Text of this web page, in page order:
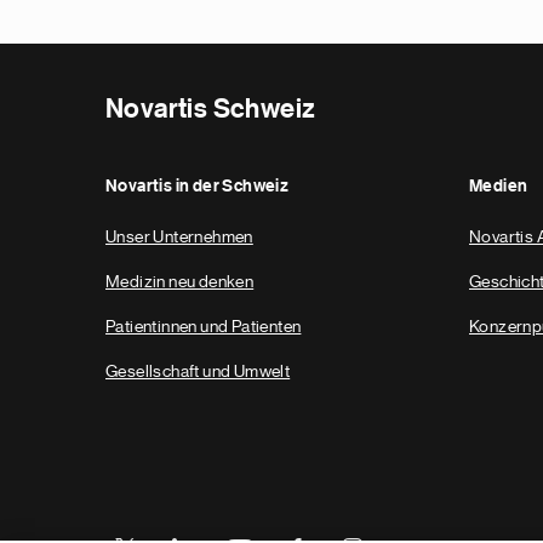
Novartis Schweiz
Novartis in der Schweiz
Unser Unternehmen
Medizin neu denken
Patientinnen und Patienten
Gesellschaft und Umwelt
Medien
Novartis